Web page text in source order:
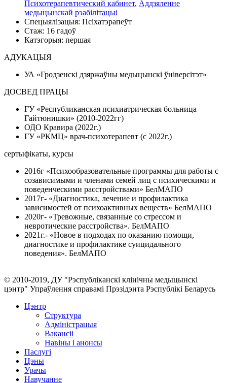
Психотерапевтический кабинет, Аддзяленне
медыцынскай рэабілітацыі
Спецыялізацыя: Псіхатэрапеўт
Стаж: 16 гадоў
Катэгорыя: першая
АДУКАЦЫЯ
УА «Гродзенскі дзяржаўны медыцынскі ўніверсітэт»
ДОСВЕД ПРАЦЫ
ГУ «Республиканская психиатрическая больница
Гайтюнишки» (2010-2022гг)
ОДО Кравира (2022г.)
ГУ «РКМЦ» врач-психотерапевт (с 2022г.)
сертыфікаты, курсы
2016г «Психообразовательные программы для работы с
созависимыми и членами семей лиц с психическими и
поведенческими расстройствами» БелМАПО
2017г- «Диагностика, лечение и профилактика
зависимостей от психоактивных веществ» БелМАПО
2020г- «Тревожные, связанные со стрессом и
невротические расстройства». БелМАПО
2021г.- «Новое в подходах по оказанию помощи,
диагностике и профилактике суицидального
поведения». БелМАПО
© 2010-2019, ДУ "Рэспубліканскі клінічны медыцынскі
цэнтр" Упраўлення справамі Прэзідэнта Рэспублікі Беларусь
Цэнтр
Структура
Адміністрацыя
Вакансіі
Навіны і анонсы
Паслугi
Цэны
Урачы
Навучанне